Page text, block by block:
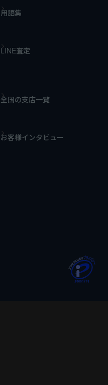
用語集
LINE査定
全国の支店一覧
お客様インタビュー